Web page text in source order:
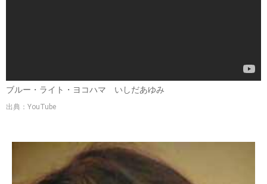
ブルー・ライト・ヨコハマ いしだあゆみ
出典：YouTube